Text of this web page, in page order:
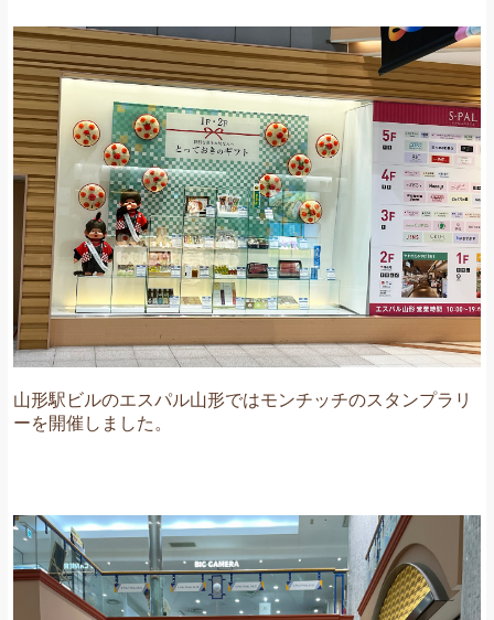
山形駅ビルのエスパル山形ではモンチッチのスタンプラリ
ーを開催しました。